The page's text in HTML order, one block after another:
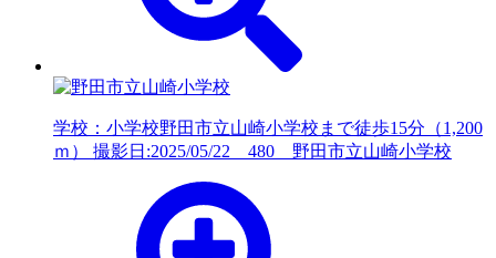
学校：小学校野田市立山崎小学校まで徒歩15分（1,200
ｍ） 撮影日:2025/05/22 480 野田市立山崎小学校